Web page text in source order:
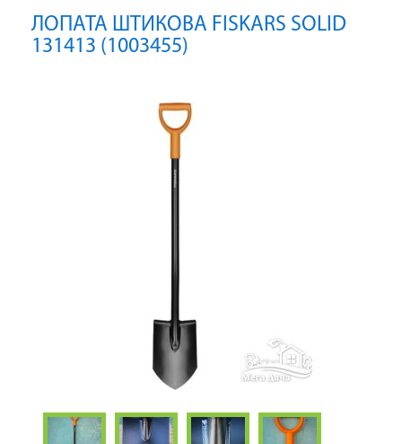
ЛОПАТА ШТИКОВА FISKARS SOLID
131413 (1003455)